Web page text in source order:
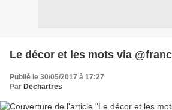
Le décor et les mots via
Publié le 30/05/2017 à 17:27
Par Dechartres